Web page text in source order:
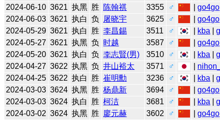
2024-06-10 3621 执黑 胜 陈翰祺 3355 ♂ |go4go
2024-06-03 3621 执白 负 屠晓宇 3625 ♂ |go4go
2024-05-29 3621 执白 胜 李昌錫 3511 ♂ kba |
2024-05-27 3621 执黑 负 时越 3587 ♂ |go4go
2024-05-20 3621 执白 负 李志賢(男) 3510 ♂ kba |
2024-04-27 3622 执黑 负 井山裕太 3571 ♂
2024-04-25 3622 执白 胜 崔明勳 3236 ♂ kba |
2024-03-03 3624 执黑 胜 杨鼎新 3694 ♂ |go4go
2024-03-03 3624 执白 胜 柯洁 3681 ♂ kba |
2024-03-02 3624 执黑 胜 廖元赫 3602 ♂ |go4go